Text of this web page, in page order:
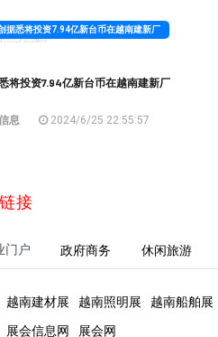
据悉将投资7.94亿新台币在越南建新厂
将投资7.94亿新台币在越南建新厂
息 2024/6/25 22:55:57
接
门户 政府商务 休闲旅游
越南建材展 越南照明展 越南船舶展
展会信息网
展会网